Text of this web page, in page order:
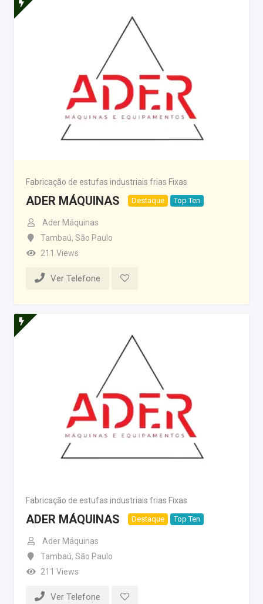
Fabricação de estufas industriais frias Fixas
ADER MÁQUINAS Destaque Top Ten
Ader Máquinas
Tambaú, São Paulo
211 Views
Ver Telefone
Fabricação de estufas industriais frias Fixas
ADER MÁQUINAS Destaque Top Ten
Ader Máquinas
Tambaú, São Paulo
211 Views
Ver Telefone